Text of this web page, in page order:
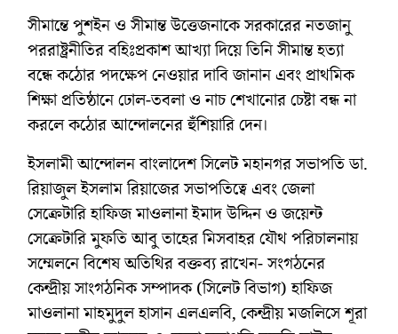
সীমান্তে পুশইন ও সীমান্ত উত্তেজনাকে সরকারের নতজানু
পররাষ্ট্রনীতির বহিঃপ্রকাশ আখ্যা দিয়ে তিনি সীমান্ত হত্যা
বন্ধে কঠোর পদক্ষেপ নেওয়ার দাবি জানান এবং প্রাথমিক
শিক্ষা প্রতিষ্ঠানে ঢোল-তবলা ও নাচ শেখানোর চেষ্টা বন্ধ না
করলে কঠোর আন্দোলনের হুঁশিয়ারি দেন।
ইসলামী আন্দোলন বাংলাদেশ সিলেট মহানগর সভাপতি ডা.
রিয়াজুল ইসলাম রিয়াজের সভাপতিত্বে এবং জেলা
সেক্রেটারি হাফিজ মাওলানা ইমাদ উদ্দিন ও জয়েন্ট
সেক্রেটারি মুফতি আবু তাহের মিসবাহর যৌথ পরিচালনায়
সম্মেলনে বিশেষ অতিথির বক্তব্য রাখেন- সংগঠনের
কেন্দ্রীয় সাংগঠনিক সম্পাদক (সিলেট বিভাগ) হাফিজ
মাওলানা মাহমুদুল হাসান এলএলবি, কেন্দ্রীয় মজলিসে শূরা